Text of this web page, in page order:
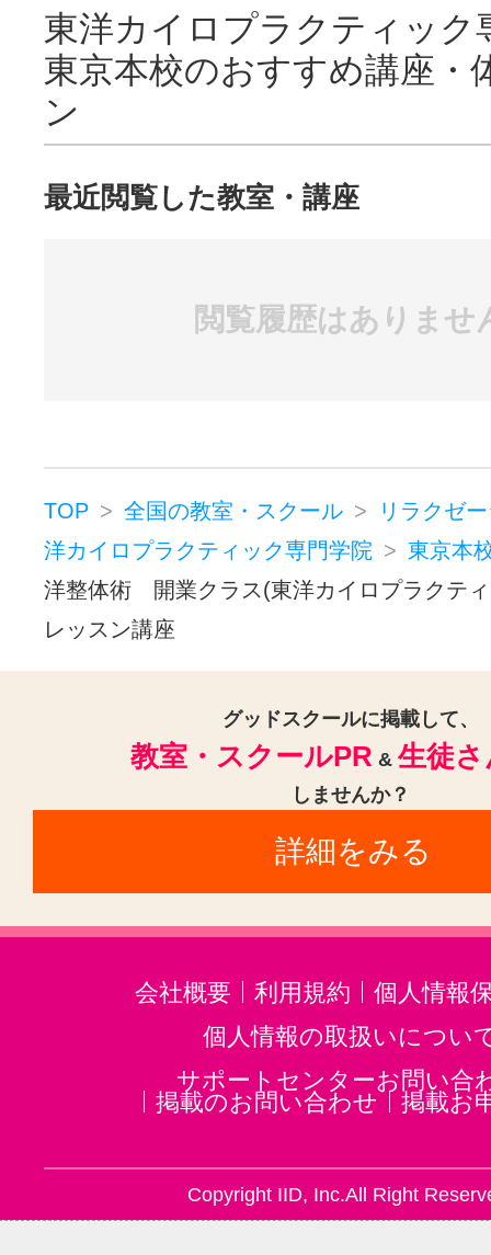
東洋カイロプラクティック
東京本校のおすすめ講座・
ン
最近閲覧した教室・講座
閲覧履歴はありませ
TOP 全国の教室・スクール
リラクゼ
洋カイロプラクティック専門学院
東京本
洋整体術 開業クラス(東洋カイロプラクテ
レッスン講座
グッドスクールに掲載して、
教室・スクールPR & 生徒
しませんか？
詳細をみる
会社概要 利用規約
個人情報
個人情報の取扱いについ
サポートセンターお問い合
掲載のお問い合わせ
掲載お
Copyright IID, Inc.All Right